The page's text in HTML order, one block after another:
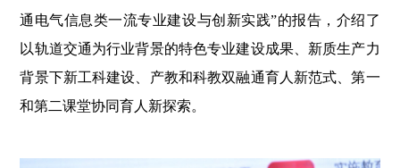
通电气信息类一流专业建设与创新实践”的报告，介绍了
以轨道交通为行业背景的特色专业建设成果、新质生产力
背景下新工科建设、产教和科教双融通育人新范式、第一
和第二课堂协同育人新探索。